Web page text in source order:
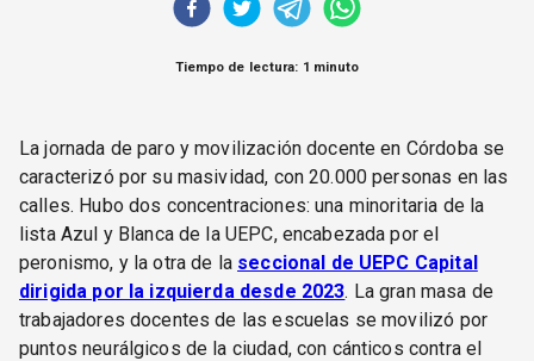
Tiempo de lectura: 1 minuto
La jornada de paro y movilización docente en Córdoba se
caracterizó por su masividad, con 20.000 personas en las
calles. Hubo dos concentraciones: una minoritaria de la
lista Azul y Blanca de la UEPC, encabezada por el
peronismo, y la otra de la seccional de UEPC Capital
dirigida por la izquierda desde 2023. La gran masa de
trabajadores docentes de las escuelas se movilizó por
puntos neurálgicos de la ciudad, con cánticos contra el